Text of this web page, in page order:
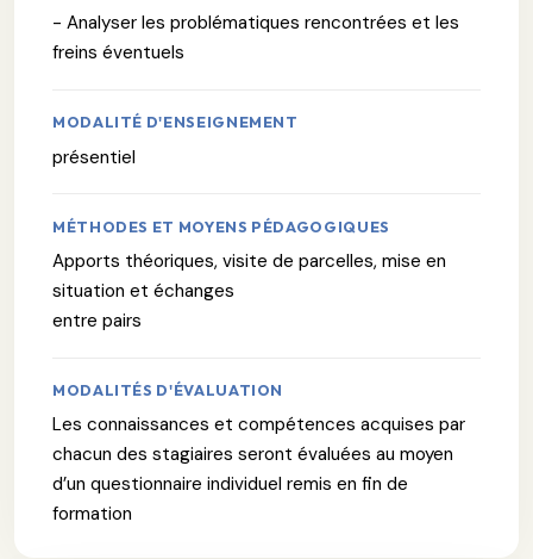
- Analyser les problématiques rencontrées et les
freins éventuels
MODALITÉ D'ENSEIGNEMENT
présentiel
MÉTHODES ET MOYENS PÉDAGOGIQUES
Apports théoriques, visite de parcelles, mise en
situation et échanges
entre pairs
MODALITÉS D'ÉVALUATION
Les connaissances et compétences acquises par
chacun des stagiaires seront évaluées au moyen
d’un questionnaire individuel remis en fin de
formation